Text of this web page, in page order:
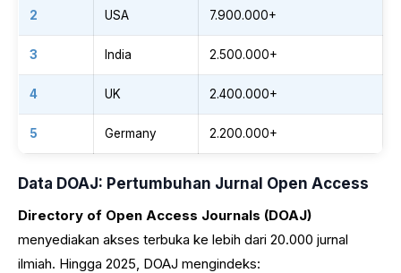
2 USA 7.900.000+
3 India 2.500.000+
4 UK 2.400.000+
5 Germany 2.200.000+
Data DOAJ: Pertumbuhan Jurnal Open Access
Directory of Open Access Journals (DOAJ)
menyediakan akses terbuka ke lebih dari 20.000 jurnal
ilmiah. Hingga 2025, DOAJ mengindeks: